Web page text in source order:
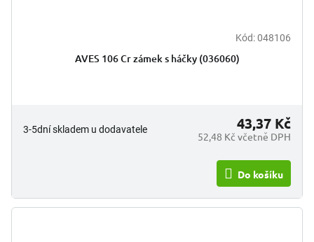
Kód:048106
AVES 106 Cr zámek s háčky (036060)
3-5dní skladem u dodavatele
52,48 Kč včetně DPH
43,37 Kč
Do košíku